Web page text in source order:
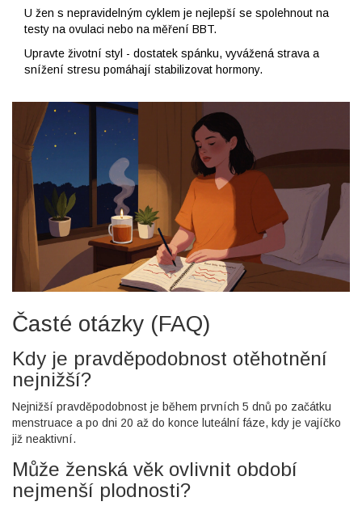
U žen s nepravidelným cyklem je nejlepší se spolehnout na
testy na ovulaci nebo na měření BBT.
Upravte životní styl - dostatek spánku, vyvážená strava a
snížení stresu pomáhají stabilizovat hormony.
Časté otázky (FAQ)
Kdy je pravděpodobnost otěhotnění
nejnižší?
Nejnižší pravděpodobnost je během prvních 5 dnů po začátku
menstruace a po dni 20 až do konce luteální fáze, kdy je vajíčko
již neaktivní.
Může ženská věk ovlivnit období
nejmenší plodnosti?